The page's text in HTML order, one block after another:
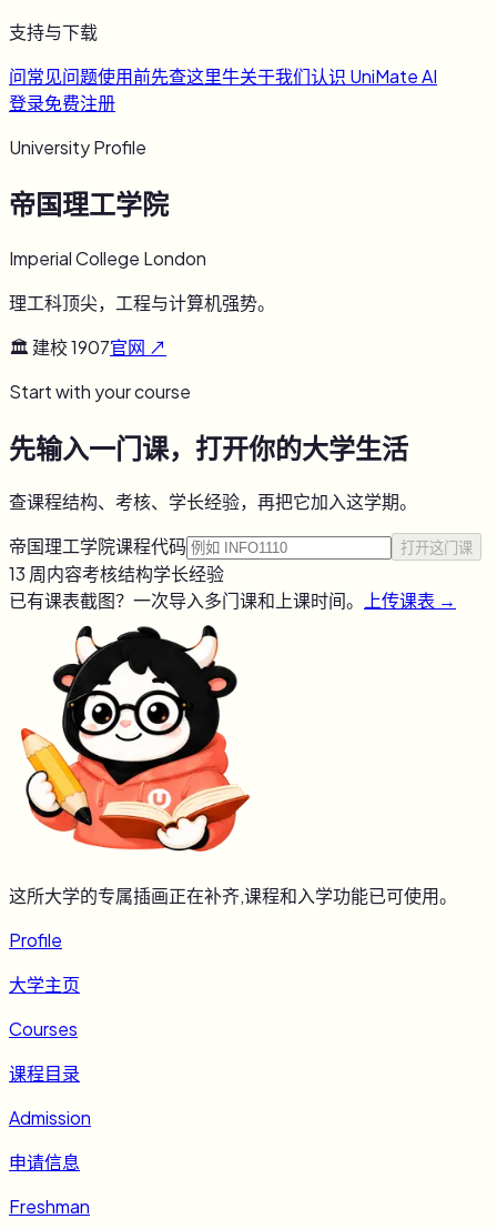
支持与下载
问常见问题使用前先查这里牛关于我们认识 UniMate AI
登录免费注册
University Profile
帝国理工学院
Imperial College London
理工科顶尖，工程与计算机强势。
🏛 建校1907官网 ↗
Start with your course
先输入一门课，打开你的大学生活
查课程结构、考核、学长经验，再把它加入这学期。
帝国理工学院课程代码 打开这门课
13 周内容考核结构学长经验
已有课表截图？一次导入多门课和上课时间。 上传课表 →
这所大学的专属插画正在补齐,课程和入学功能已可使用。
Profile
大学主页
Courses
课程目录
Admission
申请信息
Freshman